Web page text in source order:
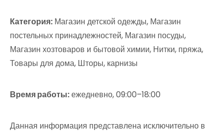
Категория: Магазин детской одежды, Магазин
постельных принадлежностей, Магазин посуды,
Магазин хозтоваров и бытовой химии, Нитки, пряжа,
Товары для дома, Шторы, карнизы
Время работы:ежедневно, 09:00–18:00
Данная информация представлена исключительно в